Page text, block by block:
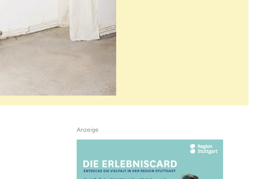
Anzeige